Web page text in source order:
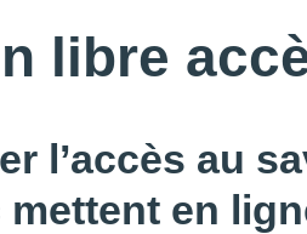
libre
l’accès au
mettent en